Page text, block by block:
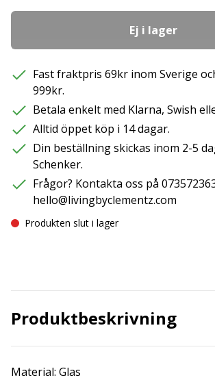
Ej i lager
Fast fraktpris 69kr inom Sverige
999kr.
Betala enkelt med Klarna, Swish
Alltid öppet köp i 14 dagar.
Din beställning skickas inom 2-5
Schenker.
Frågor? Kontakta oss på
hello@livingbyclementz.com
Produkten slut i lager
Produktbeskrivning
Material: Glas